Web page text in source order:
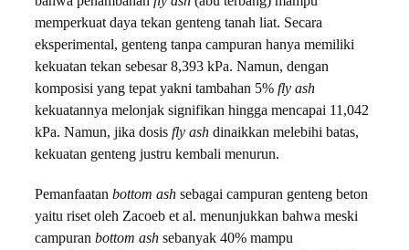
memperkuat daya tekan genteng tanah liat. Secara
eksperimental, genteng tanpa campuran hanya memiliki
kekuatan tekan sebesar 8,393 kPa. Namun, dengan
komposisi yang tepat yakni tambahan 5% fly ash
kekuatannya melonjak signifikan hingga mencapai 11,042
kPa. Namun, jika dosis fly ash dinaikkan melebihi batas,
kekuatan genteng justru kembali menurun.
Pemanfaatan bottom ash sebagai campuran genteng beton
yaitu riset oleh Zacoeb et al. menunjukkan bahwa meski
campuran bottom ash sebanyak 40% mampu